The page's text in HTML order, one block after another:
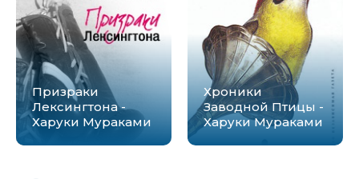
Призраки
Лексингтона -
Харуки Мураками
Хроники
Заводной Птицы -
Харуки Мураками